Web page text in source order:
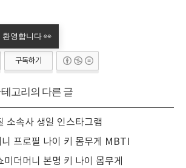
구독하기
테고리의 다른 글
소속사 생일 인스타그램
프로필 나이 키 몸무게 MBTI
미더머니 본명 키 나이 몸무게